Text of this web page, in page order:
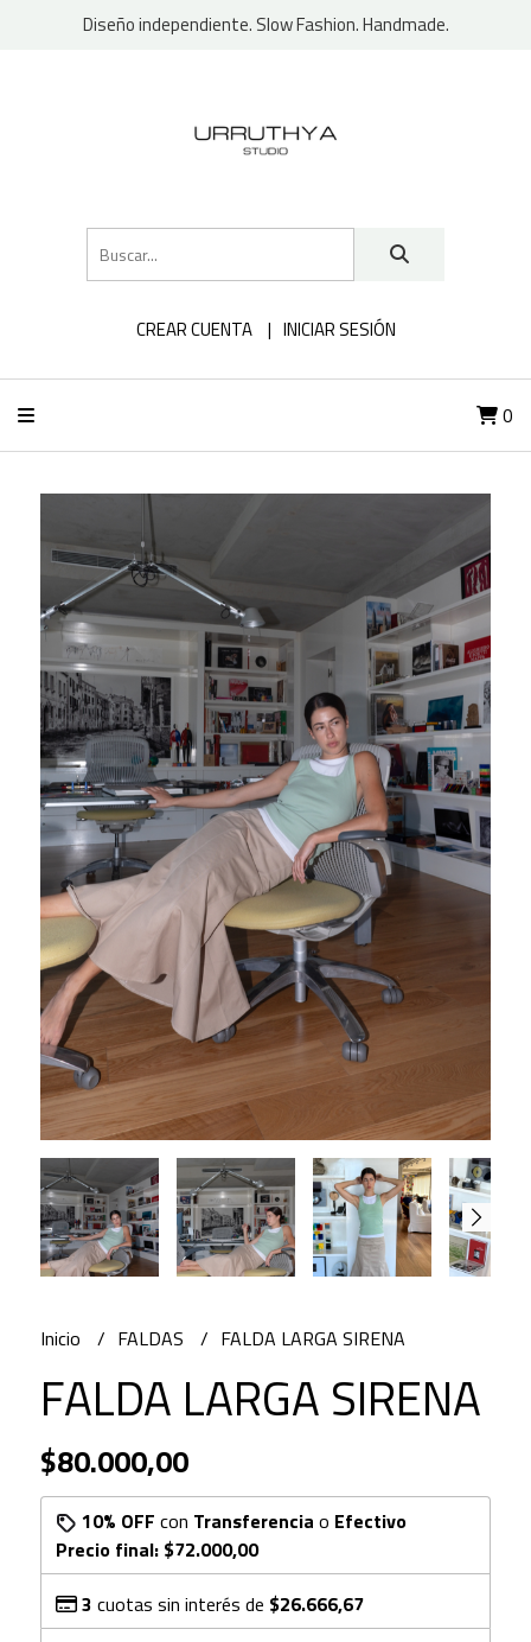
Diseño independiente. Slow Fashion. Handmade.
CREAR CUENTA INICIAR SESIÓN
0
Inicio FALDAS FALDA LARGA SIRENA
FALDA LARGA SIRENA
$80.000,00
10% OFF con Transferencia o Efectivo
Precio final: $72.000,00
3 cuotas sin interés de $26.666,67